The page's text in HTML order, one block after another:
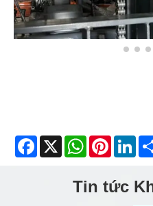
Facebook
X WhatsApp
Tin tức